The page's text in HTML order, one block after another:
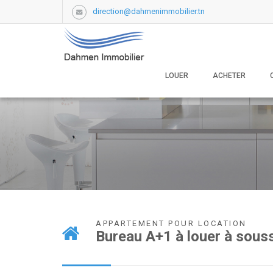
direction@dahmenimmobilier.tn
LOUER ACHETER
APPARTEMENT POUR LOCATION
Bureau A+1 à louer à